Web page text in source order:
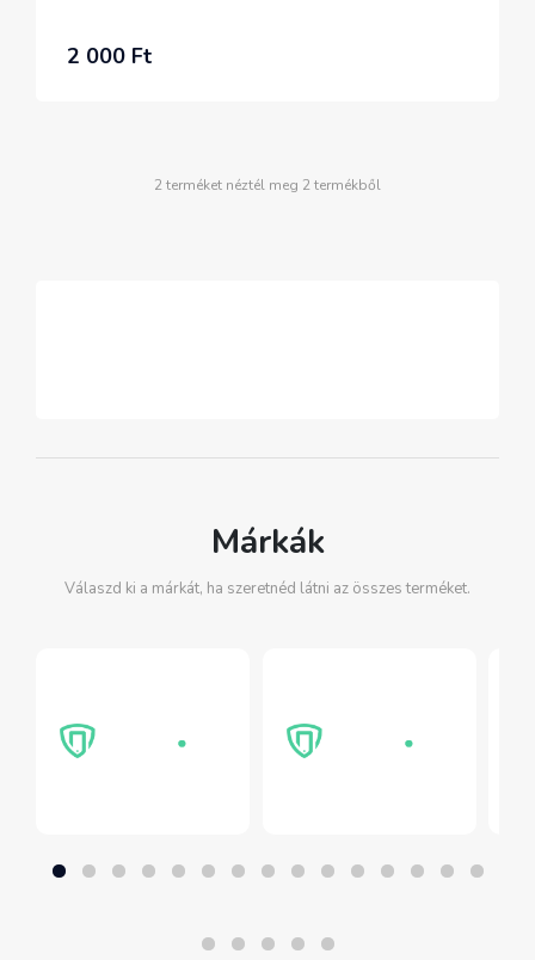
2 000 Ft
2 terméket néztél meg 2 termékből
Márkák
Válaszd ki a márkát, ha szeretnéd látni az összes terméket.